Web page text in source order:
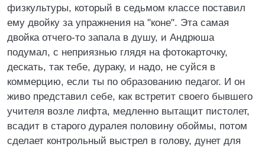
физкультуры, который в седьмом классе поставил
ему двойку за упражнения на "коне". Эта самая
двойка отчего-то запала в душу, и Андрюша
подумал, с неприязнью глядя на фотокарточку,
дескать, так тебе, дураку, и надо, не суйся в
коммерцию, если ты по образованию педагог. И он
живо представил себе, как встретит своего бывшего
учителя возле лифта, медленно вытащит пистолет,
всадит в старого дуралея половину обоймы, потом
сделает контрольный выстрел в голову, дунет для